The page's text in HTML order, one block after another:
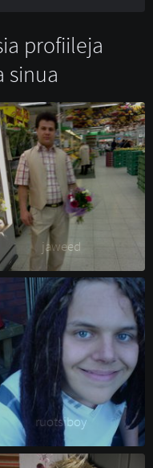
profiileja
sinua
jaweed
ruotsiboy